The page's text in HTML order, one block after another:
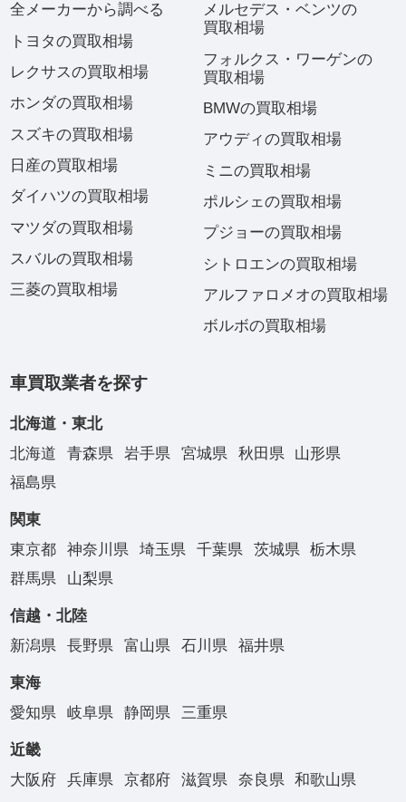
全メーカーから調べる
トヨタの買取相場
レクサスの買取相場
ホンダの買取相場
スズキの買取相場
日産の買取相場
ダイハツの買取相場
マツダの買取相場
スバルの買取相場
三菱の買取相場
メルセデス・ベンツの
買取相場
フォルクス・ワーゲンの
買取相場
BMWの買取相場
アウディの買取相場
ミニの買取相場
ポルシェの買取相場
プジョーの買取相場
シトロエンの買取相場
アルファロメオの買取相場
ボルボの買取相場
車買取業者を探す
北海道・東北
北海道
青森県 岩手県 宮城県 秋田県
山形県
福島県
関東
東京都
神奈川県 埼玉県 千葉県 茨城県
栃木県
群馬県
山梨県
信越・北陸
新潟県
長野県 富山県 石川県 福井県
東海
愛知県
岐阜県 静岡県 三重県
近畿
大阪府
兵庫県 京都府 滋賀県 奈良県 和歌山県